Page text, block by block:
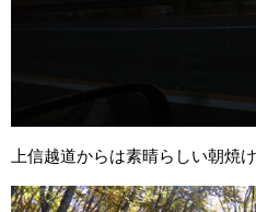
上信越道からは素晴らしい朝焼